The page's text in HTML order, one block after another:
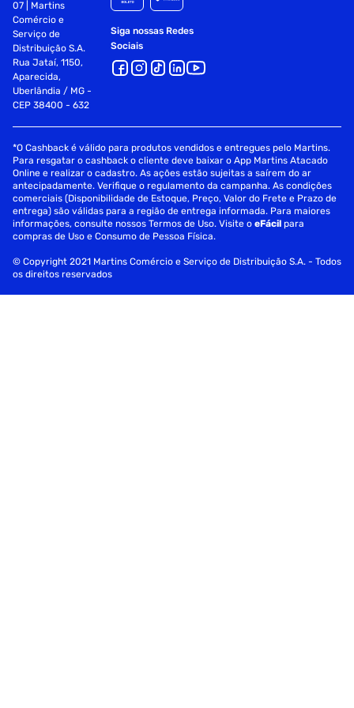
07 | Martins
Comércio e
Serviço de
Distribuição S.A.
Rua Jataí, 1150,
Aparecida,
Uberlândia / MG -
CEP 38400 - 632
Siga nossas Redes
Sociais
*O Cashback é válido para produtos vendidos e entregues pelo Martins.
Para resgatar o cashback o cliente deve baixar o App Martins Atacado
Online e realizar o cadastro. As ações estão sujeitas a saírem do ar
antecipadamente. Verifique o regulamento da campanha. As condições
comerciais (Disponibilidade de Estoque, Preço, Valor do Frete e Prazo de
entrega) são válidas para a região de entrega informada. Para maiores
informações, consulte nossos Termos de Uso. Visite oeFácil para
compras de Uso e Consumo de Pessoa Física.
© Copyright 2021 Martins Comércio e Serviço de Distribuição S.A. - Todos
os direitos reservados